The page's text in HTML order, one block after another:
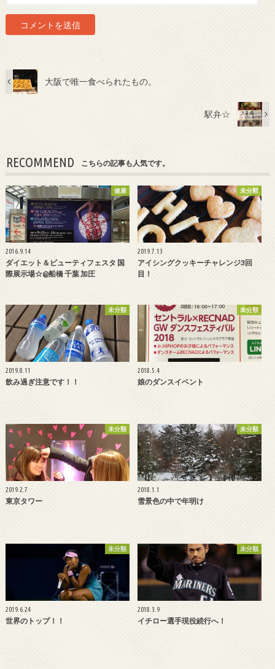
大阪で唯一食べられたもの。
駅弁☆
RECOMMEND こちらの記事も人気です。
健康
2016.9.14
ダイエット＆ビューティフェスタ 国
際展示場☆@船橋 千葉 加圧
未分類
2019.7.13
アイシングクッキーチャレンジ3回
目！
未分類
2019.8.11
飲み過ぎ注意です！！
未分類
2018.5.4
娘のダンスイベント
未分類
2019.2.7
東京タワー
未分類
2018.1.1
雪景色の中で年明け
未分類
2019.6.24
世界のトップ！！
未分類
2018.3.9
イチロー選手現役続行へ！